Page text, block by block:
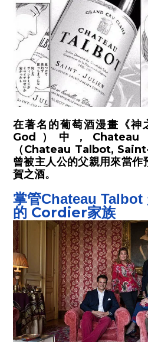
在著名的葡萄酒漫畫《
God）中，
（Chateau Talbot,
曾被主人公的父親用來當作
賀之酒。
掌管Chateau Talbot
的 Cordier家族